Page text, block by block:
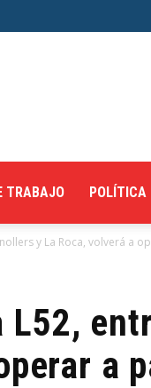
TRABAJO POLÍTICA
y La Roca, volverá a
L52,
a